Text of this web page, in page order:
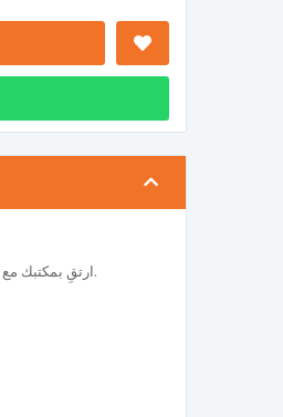
ارتقِ بمكتبك معالمصمم بعناية وفخامة ليجمع بين الأناقة والعملية.